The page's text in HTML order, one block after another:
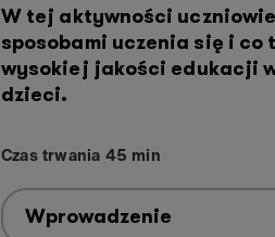
W tej aktywności
sposobami uczenia się i co
wysokiej jakości edukacji
dzieci.
Czas trwania 45 min
Wprowadzenie